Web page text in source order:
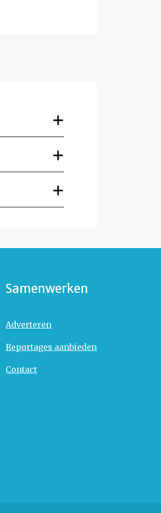
Samenwerken
Adverteren
Reportages aanbieden
Contact